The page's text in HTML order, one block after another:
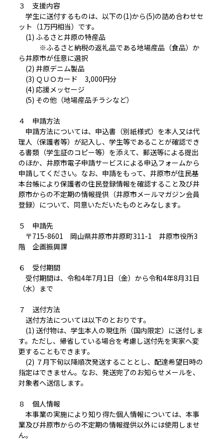
３ 支援内容
学生に送付するものは、以下の(1)から(5)の詰め合わせセ
ット（1万円相当）です。
(1) ふるさと井原の特産品
※ふるさと納税の返礼品である地場産品（食品）か
ら井原市が任意に選択
(2) 井原デニム製品
(3) ＱＵＯカード 3,000円分
(4) 応援メッセージ
(5) その他（地場産品チラシなど）
４ 申請方法
申請方法については、申込書（別紙様式）を本人又は代
理人（保護者等）が記入し、学生等であることが確認でき
る書類（学生証のコピー等）を添えて、郵送等による提出
のほか、井原市電子申請サービスによる申込フォームから
申請してください。なお、申請をもって、井原市が住民基
本台帳により保護者の住民登録情報を確認すること及び井
原市からの不定期の情報提供（井原市メールマガジン会員
登録）について、同意いただいたものとみなします。
５ 申請先
〒715-8601 岡山県井原市井原町311-1 井原市役所3
階 企画振興課
６ 受付期間
受付期間は、令和4年7月1日（金）から令和4年8月31日
（水）まで
７ 送付方法
送付方法については以下のとおりです。
(1) 送付物は、学生本人の現住所（国内限定）に送付しま
す。ただし、帰省している場合を考慮し送付先を実家へ変
更することもできます。
(2) ７月下旬以降順次発送することとし、配達希望日時の
指定はできません。なお、発送完了のお知らせメールを、
対象者へ送信します。
８ 個人情報
本事業の実施により知り得た個人情報については、本事
業及び井原市からの不定期の情報提供以外には使用しませ
ん。